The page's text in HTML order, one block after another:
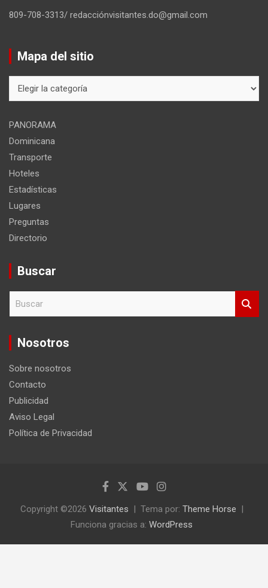
809-708-3313/ redacciónvisitantes.do@gmail.com
Mapa del sitio
del
PANORAMA
Dominicana
Transporte
Hoteles
Estadísticas
Lugares
Preguntas
Directorio
Buscar
c
Nosotros
Sobre nosotros
Contacto
Publicidad
Aviso Legal
Política de Privacidad
Copyright ©2026 Visitantes Tema por: Theme Horse
Funciona gracias a: WordPress